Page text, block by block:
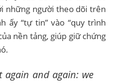
những người theo dõi trên
ấy “tự tin” vào “quy trình
nền tảng, giúp giữ chứng
again and again: we